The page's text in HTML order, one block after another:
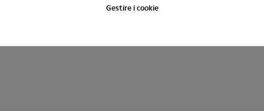
Gestire i cookie